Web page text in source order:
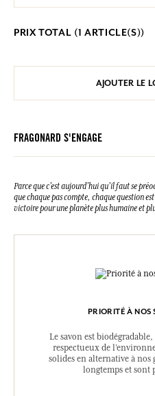
PRIX TOTAL (1 ARTICLE(S))
AJOUTER LE
FRAGONARD S'ENGAGE
Parce que c’est aujourd’hui qu’il faut se
que chaque pas compte, chaque question
victoire pour une planète plus humaine et
PRIORITÉ À NOS
Le savon est
respectueux de
solides en alternative à
longtemps et sont